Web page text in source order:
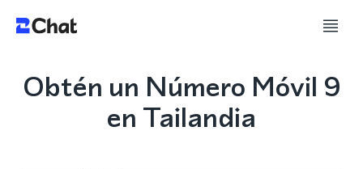
Obtén un Número Móvil 9
en Tailandia